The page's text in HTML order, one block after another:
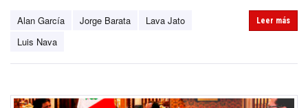
Alan García Jorge Barata
Lava Jato
Luis Nava
Leer más